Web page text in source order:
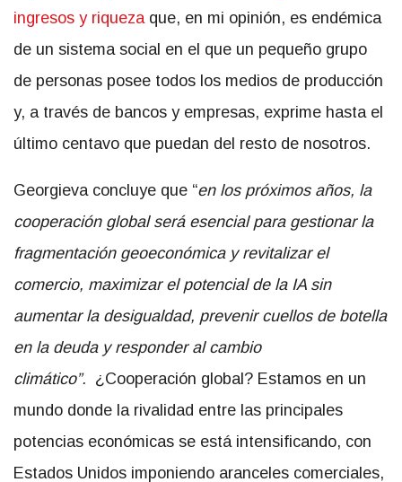
ingresos y riqueza que, en mi opinión, es endémica
de un sistema social en el que un pequeño grupo
de personas posee todos los medios de producción
y, a través de bancos y empresas, exprime hasta el
último centavo que puedan del resto de nosotros.
Georgieva concluye que “en los próximos años, la
cooperación global será esencial para gestionar la
fragmentación geoeconómica y revitalizar el
comercio, maximizar el potencial de la IA sin
aumentar la desigualdad, prevenir cuellos de botella
en la deuda y responder al cambio
climático”. ¿Cooperación global? Estamos en un
mundo donde la rivalidad entre las principales
potencias económicas se está intensificando, con
Estados Unidos imponiendo aranceles comerciales,